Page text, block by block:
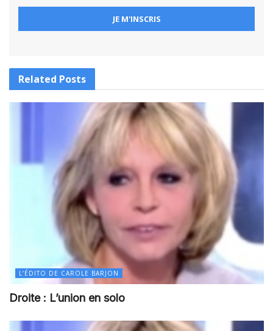
Related Posts
L’ÉDITO DE CAROLE BARJON
Droite : L’union en solo